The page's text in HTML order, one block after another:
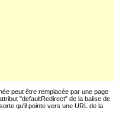
peut être remplacée par une page
"defaultRedirect" de la balise de
qu'il pointe vers une URL de la